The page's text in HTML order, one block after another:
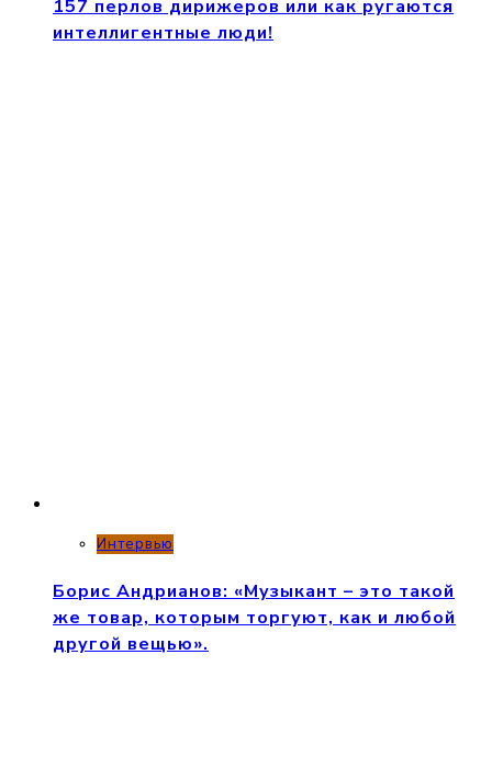
157 перлов дирижеров или как ругаются
интеллигентные люди!
Интервью
Борис Андрианов: «Музыкант – это такой
же товар, которым торгуют, как и любой
другой вещью».